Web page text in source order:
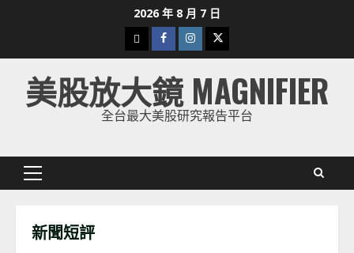
2026 年 8 月 7 日
下
載
美
股
Facebook
Instagram
Twitter
美股放大鏡 MAGNIFIER
全台最大美股研究報告平台
Primary
新聞短評